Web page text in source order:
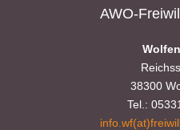
AWO-
38300
Tel.: